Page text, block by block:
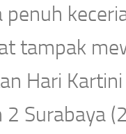
penuh
tampak
Hari Kartini
2 Surabaya